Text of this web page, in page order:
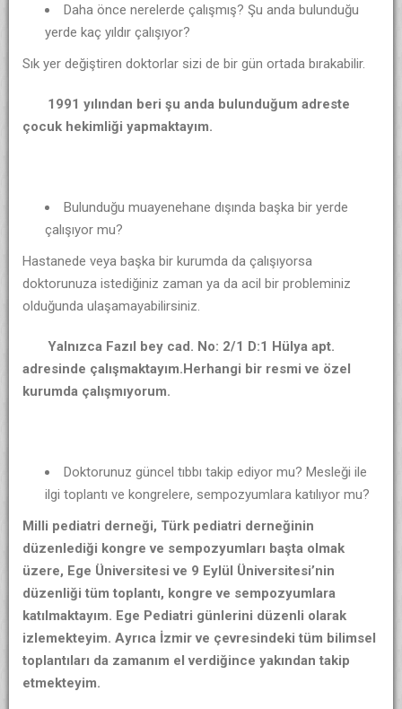
Daha önce nerelerde çalışmış? Şu anda bulunduğu
yerde kaç yıldır çalışıyor?
Sık yer değiştiren doktorlar sizi de bir gün ortada bırakabilir.
1991 yılından beri şu anda bulunduğum adreste
çocuk hekimliği yapmaktayım.
Bulunduğu muayenehane dışında başka bir yerde
çalışıyor mu?
Hastanede veya başka bir kurumda da çalışıyorsa
doktorunuza istediğiniz zaman ya da acil bir probleminiz
olduğunda ulaşamayabilirsiniz.
Yalnızca Fazıl bey cad. No: 2/1 D:1 Hülya apt.
adresinde çalışmaktayım.Herhangi bir resmi ve özel
kurumda çalışmıyorum.
Doktorunuz güncel tıbbı takip ediyor mu? Mesleği ile
ilgi toplantı ve kongrelere, sempozyumlara katılıyor mu?
Milli pediatri derneği, Türk pediatri derneğinin
düzenlediği kongre ve sempozyumları başta olmak
üzere, Ege Üniversitesi ve 9 Eylül Üniversitesi’nin
düzenliği tüm toplantı, kongre ve sempozyumlara
katılmaktayım. Ege Pediatri günlerini düzenli olarak
izlemekteyim. Ayrıca İzmir ve çevresindeki tüm bilimsel
toplantıları da zamanım el verdiğince yakından takip
etmekteyim.